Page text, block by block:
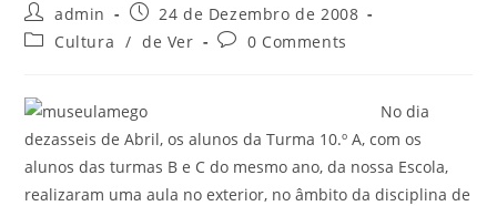
Post
author:
admin
Post
published:
24 de Dezembro de 2008
PostCultura / de Ver
Post0 Comments
No dia
dezasseis de Abril, os alunos da Turma 10.º A, com os
alunos das turmas B e C do mesmo ano, da nossa Escola,
realizaram uma aula no exterior, no âmbito da disciplina de